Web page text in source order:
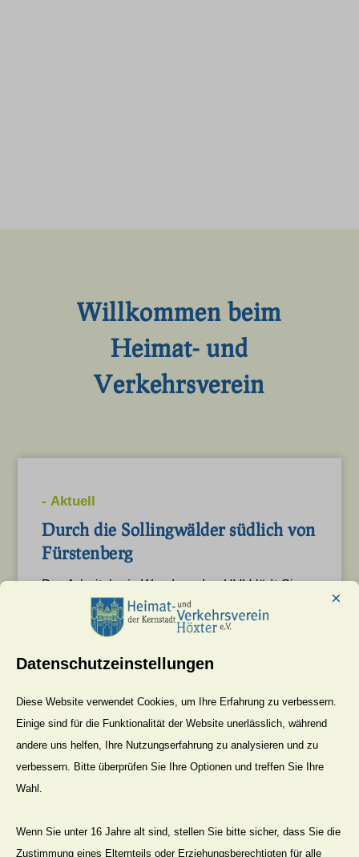
Willkommen beim
Heimat- und
Verkehrsverein
Durch die Sollingwälder südlich von
Fürstenberg
4. Aug. 2026
- Aktuell
Der Arbeitskreis Wandern des HVV lädt Sie
zu einer weiteren sommerlichen
Rundwanderung ein. Sie führt vom
Mehr Lesen
-Aktuell
Datenschutzeinstellungen
×
Diese Website verwendet Cookies, um Ihre Erfahrung zu verbessern.
Einige sind für die Funktionalität der Website unerlässlich, während
andere uns helfen, Ihre Nutzungserfahrung zu analysieren und zu
verbessern. Bitte überprüfen Sie Ihre Optionen und treffen Sie Ihre
Wahl.
Wenn Sie unter 16 Jahre alt sind, stellen Sie bitte sicher, dass Sie die
Zustimmung eines Elternteils oder Erziehungsberechtigten für alle